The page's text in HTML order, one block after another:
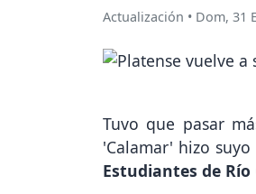
Actualización • Dom, 31
Tuvo que pasar
'Calamar' hizo
Estudiantes de